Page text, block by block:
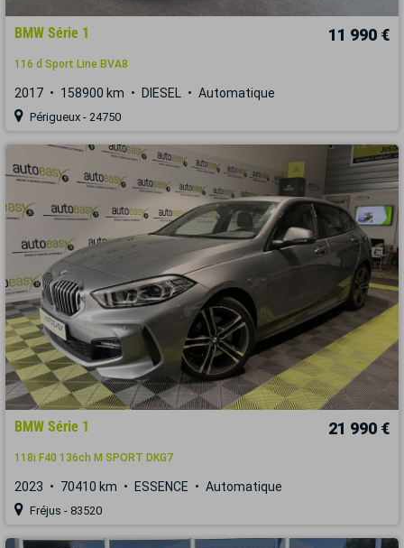
BMW Série 1 11 990 €
116 d Sport Line BVA8
2017 158900 km DIESEL Automatique
Périgueux - 24750
BMW Série 1 21 990 €
118i F40 136ch M SPORT DKG7
2023 70410 km ESSENCE Automatique
Fréjus - 83520